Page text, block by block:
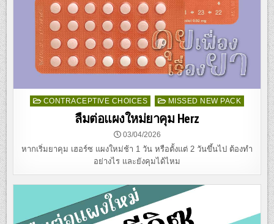
PostedCONTRACEPTIVE CHOICES MISSED NEW PACK
ลืมต่อแผงใหม่ยาคุม Herz
03/04/2026
หากเริ่มยาคุม เฮอร์ซ แผงใหม่ช้า 1 วัน หรือตั้งแต่ 2 วันขึ้นไป ต้องทำ
อย่างไร และยังคุมได้ไหม